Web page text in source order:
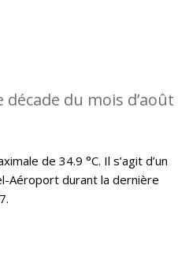
du mois d’août
de 34.9 °C. Il s’agit d’un
Aéroport durant la dernière